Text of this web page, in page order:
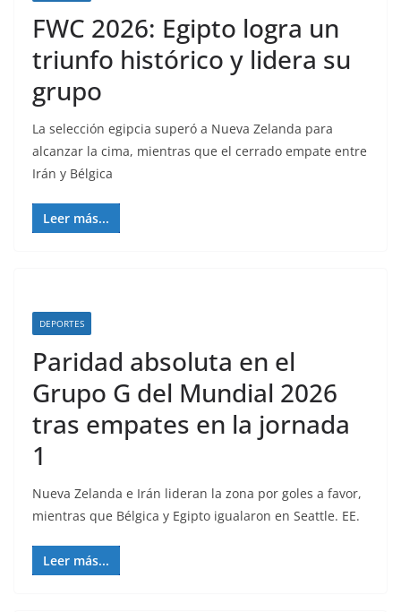
FWC 2026: Egipto logra un
triunfo histórico y lidera su
grupo
La selección egipcia superó a Nueva Zelanda para
alcanzar la cima, mientras que el cerrado empate entre
Irán y Bélgica
Leer más...
DEPORTES
Paridad absoluta en el
Grupo G del Mundial 2026
tras empates en la jornada
1
Nueva Zelanda e Irán lideran la zona por goles a favor,
mientras que Bélgica y Egipto igualaron en Seattle. EE.
Leer más...